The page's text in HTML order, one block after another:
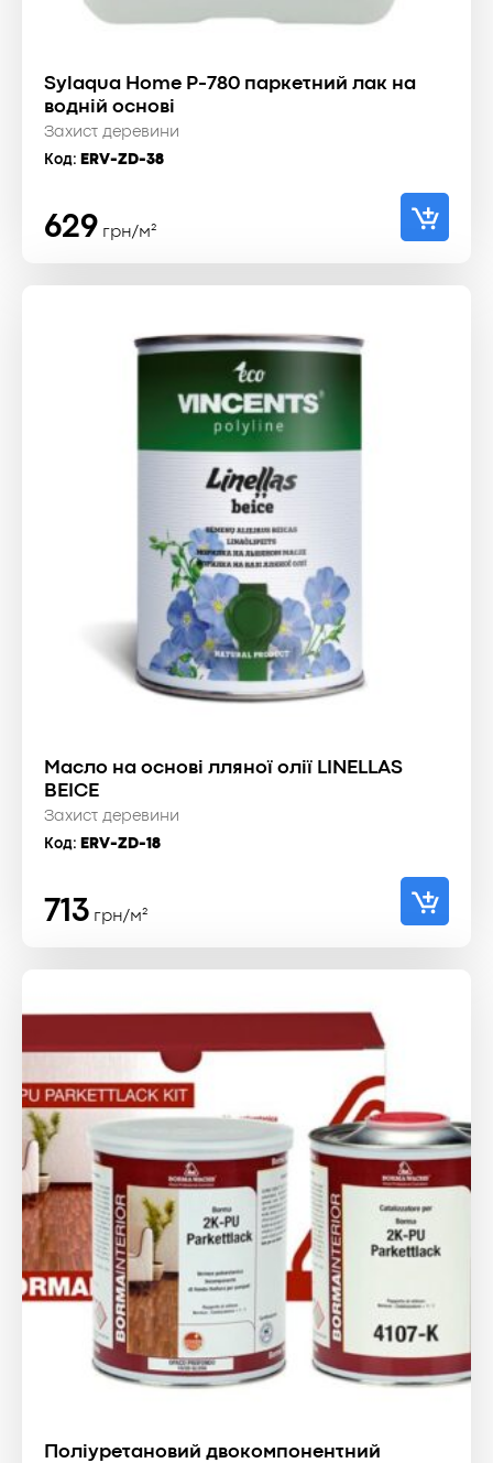
Sylaqua Home P-780 паркетний лак на
водній основі
Захист деревини
Код: ERV-ZD-38
629 грн/м²
Масло на основі лляної олії LINELLAS
BEICE
Захист деревини
Код: ERV-ZD-18
713 грн/м²
Поліуретановий двокомпонентний